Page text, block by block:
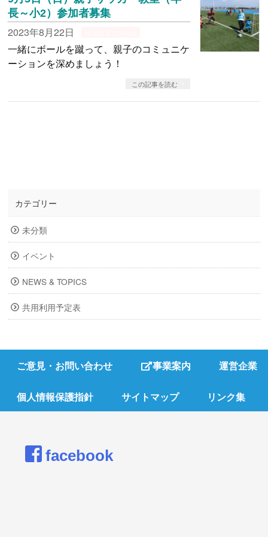
長～小2）参加者募集
2023年8月22日
一緒にボールを蹴って、親子のコミュニケ
ーションを深めましょう！
この記事を読む
カテゴリー
未分類
イベント
NEWS & TOPICS
共用利用予定表
ご意見・お問い合わせ 事業案内 運営企業
個人情報保護指針 サイトマップ リンク集
facebook